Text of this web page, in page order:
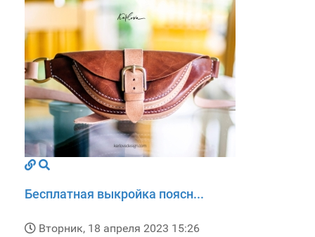
Бесплатная выкройка поясн...
Вторник, 18 апреля 2023 15:26